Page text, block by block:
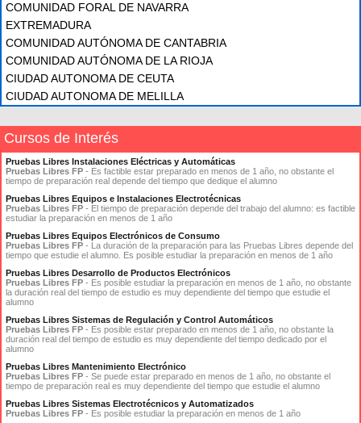
COMUNIDAD FORAL DE NAVARRA
EXTREMADURA
COMUNIDAD AUTÓNOMA DE CANTABRIA
COMUNIDAD AUTÓNOMA DE LA RIOJA
CIUDAD AUTONOMA DE CEUTA
CIUDAD AUTONOMA DE MELILLA
Cursos de Interés
Pruebas Libres Instalaciones Eléctricas y Automáticas
Pruebas Libres FP - Es factible estar preparado en menos de 1 año, no obstante el
tiempo de preparación real depende del tiempo que dedique el alumno
Pruebas Libres Equipos e Instalaciones Electrotécnicas
Pruebas Libres FP - El tiempo de preparación depende del trabajo del alumno: es factible
estudiar la preparación en menos de 1 año
Pruebas Libres Equipos Electrónicos de Consumo
Pruebas Libres FP - La duración de la preparación para las Pruebas Libres depende del
tiempo que estudie el alumno. Es posible estudiar la preparación en menos de 1 año
Pruebas Libres Desarrollo de Productos Electrónicos
Pruebas Libres FP - Es posible estudiar la preparación en menos de 1 año, no obstante
la duración real del tiempo de estudio es muy dependiente del tiempo que estudie el
alumno
Pruebas Libres Sistemas de Regulación y Control Automáticos
Pruebas Libres FP - Es posible estar preparado en menos de 1 año, no obstante la
duración real del tiempo de estudio es muy dependiente del tiempo dedicado por el
alumno
Pruebas Libres Mantenimiento Electrónico
Pruebas Libres FP - Se puede estar preparado en menos de 1 año, no obstante el
tiempo de preparación real es muy dependiente del tiempo que estudie el alumno
Pruebas Libres Sistemas Electrotécnicos y Automatizados
Pruebas Libres FP - Es posible estudiar la preparación en menos de 1 año